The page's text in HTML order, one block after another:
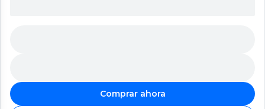
Comprar ahora